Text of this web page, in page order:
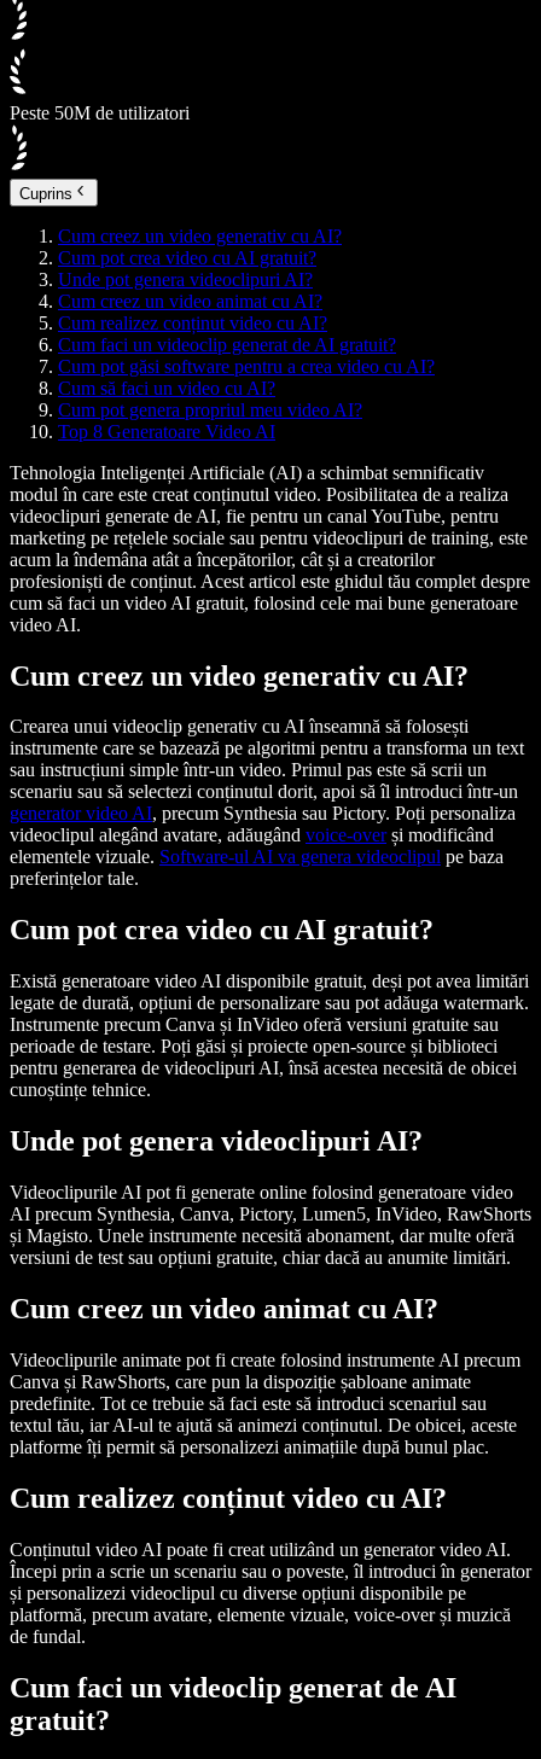
Peste 50M de utilizatori
Cuprins
Cum creez un video generativ cu AI?
Cum pot crea video cu AI gratuit?
Unde pot genera videoclipuri AI?
Cum creez un video animat cu AI?
Cum realizez conținut video cu AI?
Cum faci un videoclip generat de AI gratuit?
Cum pot găsi software pentru a crea video cu AI?
Cum să faci un video cu AI?
Cum pot genera propriul meu video AI?
Top 8 Generatoare Video AI
Tehnologia Inteligenței Artificiale (AI) a schimbat semnificativ
modul în care este creat conținutul video. Posibilitatea de a realiza
videoclipuri generate de AI, fie pentru un canal YouTube, pentru
marketing pe rețelele sociale sau pentru videoclipuri de training, este
acum la îndemâna atât a începătorilor, cât și a creatorilor
profesioniști de conținut. Acest articol este ghidul tău complet despre
cum să faci un video AI gratuit, folosind cele mai bune generatoare
video AI.
Cum creez un video generativ cu AI?
Crearea unui videoclip generativ cu AI înseamnă să folosești
instrumente care se bazează pe algoritmi pentru a transforma un text
sau instrucțiuni simple într-un video. Primul pas este să scrii un
scenariu sau să selectezi conținutul dorit, apoi să îl introduci într-un
generator video AI, precum Synthesia sau Pictory. Poți personaliza
videoclipul alegând avatare, adăugând voice-overși modificând
elementele vizuale. Software-ul AI va genera videoclipul pe baza
preferințelor tale.
Cum pot crea video cu AI gratuit?
Există generatoare video AI disponibile gratuit, deși pot avea limitări
legate de durată, opțiuni de personalizare sau pot adăuga watermark.
Instrumente precum Canva și InVideo oferă versiuni gratuite sau
perioade de testare. Poți găsi și proiecte open-source și biblioteci
pentru generarea de videoclipuri AI, însă acestea necesită de obicei
cunoștințe tehnice.
Unde pot genera videoclipuri AI?
Videoclipurile AI pot fi generate online folosind generatoare video
AI precum Synthesia, Canva, Pictory, Lumen5, InVideo, RawShorts
și Magisto. Unele instrumente necesită abonament, dar multe oferă
versiuni de test sau opțiuni gratuite, chiar dacă au anumite limitări.
Cum creez un video animat cu AI?
Videoclipurile animate pot fi create folosind instrumente AI precum
Canva și RawShorts, care pun la dispoziție șabloane animate
predefinite. Tot ce trebuie să faci este să introduci scenariul sau
textul tău, iar AI-ul te ajută să animezi conținutul. De obicei, aceste
platforme îți permit să personalizezi animațiile după bunul plac.
Cum realizez conținut video cu AI?
Conținutul video AI poate fi creat utilizând un generator video AI.
Începi prin a scrie un scenariu sau o poveste, îl introduci în generator
și personalizezi videoclipul cu diverse opțiuni disponibile pe
platformă, precum avatare, elemente vizuale, voice-over și muzică
de fundal.
Cum faci un videoclip generat de AI
gratuit?